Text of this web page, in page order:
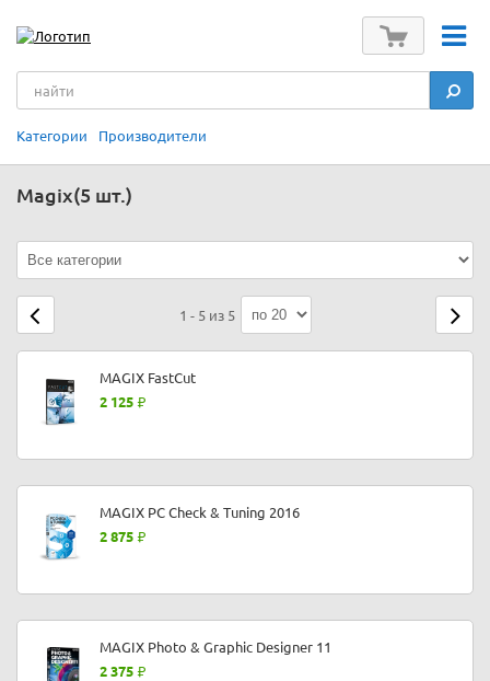
Категории Производители
Magix(5 шт.)
1 - 5 из 5
MAGIX FastCut
2 125
MAGIX PC Check & Tuning 2016
2 875
MAGIX Photo & Graphic Designer 11
2 375